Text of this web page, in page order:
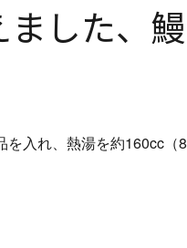
した、鰻
入れ、熱湯を約160cc（8